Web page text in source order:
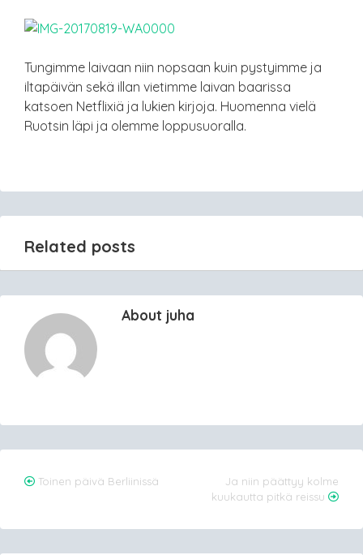
Tungimme laivaan niin nopsaan kuin pystyimme ja
iltapäivän sekä illan vietimme laivan baarissa
katsoen Netflixiä ja lukien kirjoja. Huomenna vielä
Ruotsin läpi ja olemme loppusuoralla.
Related posts
About juha
Post
Toinen päivä Berliinissä
Ja niin päättyy kolme
kuukautta pitkä reissu